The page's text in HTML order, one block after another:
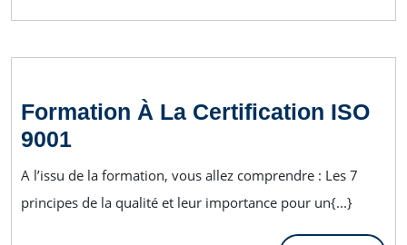
Formation À La Certification ISO
9001
A l’issu de la formation, vous allez comprendre : Les 7
principes de la qualité et leur importance pour un{...}